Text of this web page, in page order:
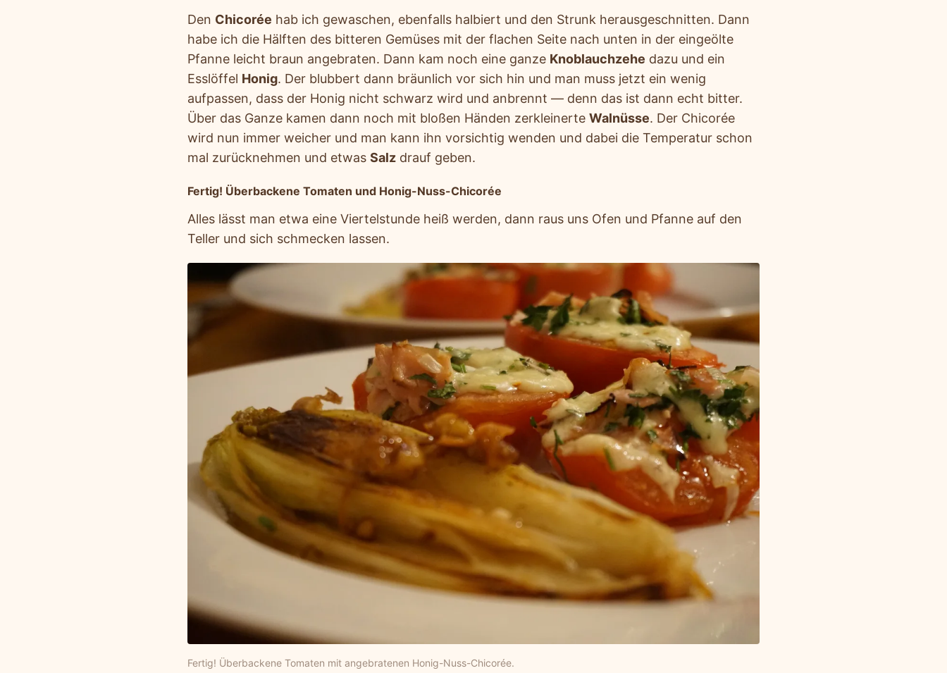
Den Chicorée hab ich gewaschen, ebenfalls halbiert und den Strunk herausgeschnitten. Dann
habe ich die Hälften des bitteren Gemüses mit der flachen Seite nach unten in der eingeölte
Pfanne leicht braun angebraten. Dann kam noch eine ganze Knoblauchzehe dazu und ein
Esslöffel Honig. Der blubbert dann bräunlich vor sich hin und man muss jetzt ein wenig
aufpassen, dass der Honig nicht schwarz wird und anbrennt — denn das ist dann echt bitter.
Über das Ganze kamen dann noch mit bloßen Händen zerkleinerte Walnüsse. Der Chicorée
wird nun immer weicher und man kann ihn vorsichtig wenden und dabei die Temperatur schon
mal zurücknehmen und etwas Salz drauf geben.
Fertig! Überbackene Tomaten und Honig-Nuss-Chicorée
Alles lässt man etwa eine Viertelstunde heiß werden, dann raus uns Ofen und Pfanne auf den
Teller und sich schmecken lassen.
Fertig! Überbackene Tomaten mit angebratenen Honig-Nuss-Chicorée.